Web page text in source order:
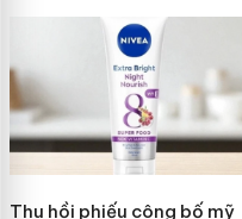
Thu hồi phiếu công bố mỹ